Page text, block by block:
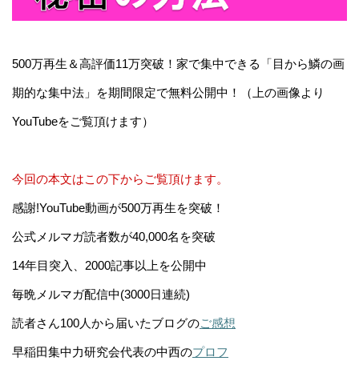
500万再生＆高評価11万突破！家で集中できる「目から鱗の画
期的な集中法」を期間限定で無料公開中！（上の画像より
YouTubeをご覧頂けます）
今回の本文はこの下からご覧頂けます。
感謝!YouTube動画が500万再生を突破！
公式メルマガ読者数が40,000名を突破
14年目突入、2000記事以上を公開中
毎晩メルマガ配信中(3000日連続)
読者さん100人から届いたブログのご感想
早稲田集中力研究会代表の中西のプロフ